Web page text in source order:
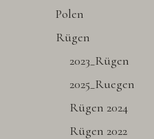
Polen
Rügen
2023_Rügen
2025_Ruegen
Rügen 2024
Rügen 2022